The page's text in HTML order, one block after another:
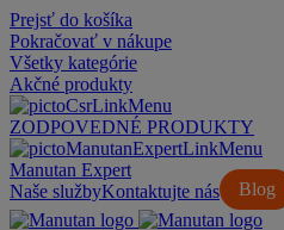
Prejsť do košíka
Pokračovať v nákupe
Všetky kategórie
Akčné produkty
ZODPOVEDNÉ PRODUKTY
Manutan Expert
Naše služby
Blog
Kontaktujte nás